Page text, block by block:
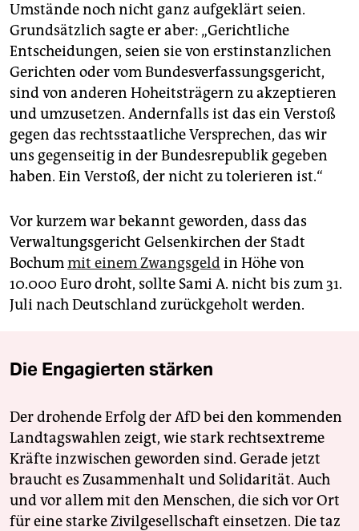
Umstände noch nicht ganz aufgeklärt seien.
Grundsätzlich sagte er aber: „Gerichtliche
Entscheidungen, seien sie von erstinstanzlichen
Gerichten oder vom Bundesverfassungsgericht,
sind von anderen Hoheitsträgern zu akzeptieren
und umzusetzen. Andernfalls ist das ein Verstoß
gegen das rechtsstaatliche Versprechen, das wir
uns gegenseitig in der Bundesrepublik gegeben
haben. Ein Verstoß, der nicht zu tolerieren ist.“
Vor kurzem war bekannt geworden, dass das
Verwaltungsgericht Gelsenkirchen der Stadt
Bochummit einem Zwangsgeldin Höhe von
10.000 Euro droht, sollte Sami A. nicht bis zum 31.
Juli nach Deutschland zurückgeholt werden.
Die Engagierten stärken
Der drohende Erfolg der AfD bei den kommenden
Landtagswahlen zeigt, wie stark rechtsextreme
Kräfte inzwischen geworden sind. Gerade jetzt
braucht es Zusammenhalt und Solidarität. Auch
und vor allem mit den Menschen, die sich vor Ort
für eine starke Zivilgesellschaft einsetzen. Die taz